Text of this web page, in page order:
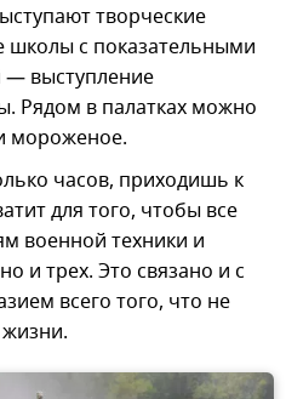
творческие
школы с показательными
— выступление
Рядом в палатках можно
мороженое.
часов, приходишь к
для того, чтобы все
военной техники и
и трех. Это связано и с
всего того, что не